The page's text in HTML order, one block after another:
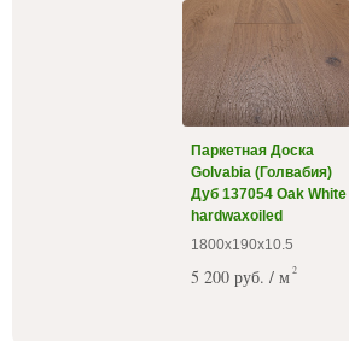
Паркетная Доска
Golvabia (Голвабия)
Дуб 137054 Oak White
hardwaxoiled
1800х190х10.5
5 200 руб. / м 2